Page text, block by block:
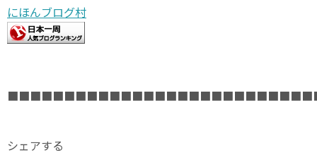
にほんブログ村
シェアする